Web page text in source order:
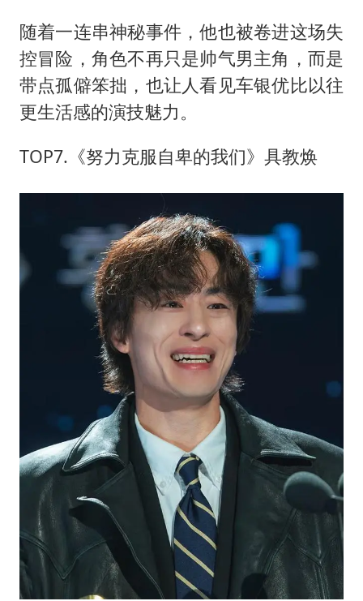
随着一连串神秘事件，他也被卷进这场失
控冒险，角色不再只是帅气男主角，而是
带点孤僻笨拙，也让人看见车银优比以往
更生活感的演技魅力。
TOP7.《努力克服自卑的我们》具教焕